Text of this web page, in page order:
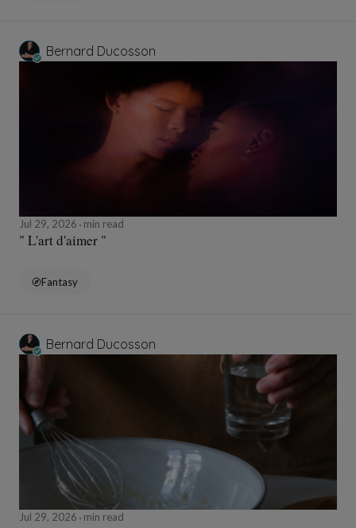
Bernard Ducosson
Jul 29, 2026 min read
" L'art d'aimer "
Fantasy
Bernard Ducosson
Jul 29, 2026 min read